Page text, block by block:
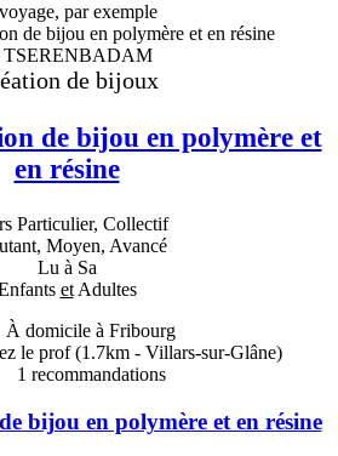
par exemple
TSERENBADAM
de bijoux
de bijou en polymère et
en résine
Particulier, Collectif
Moyen, Avancé
Lu à Sa
etAdultes
À domicile à Fribourg
le prof(1.7km - Villars-sur-Glâne)
1 recommandations
bijou en polymère et en résine